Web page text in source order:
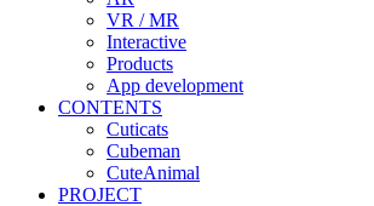
VR / MR
Interactive
Products
App development
CONTENTS
Cuticats
Cubeman
CuteAnimal
PROJECT